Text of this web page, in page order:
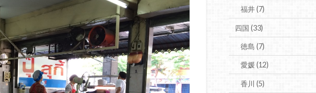
福井(7)
四国 (33)
徳島(7)
愛媛(12)
香川(5)